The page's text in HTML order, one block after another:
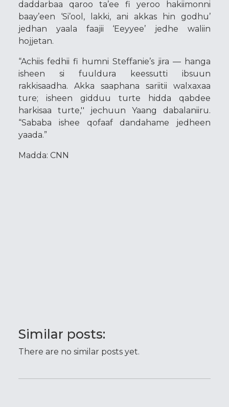
daddarbaa qaroo ta’ee fi yeroo hakiimonni
baay’een ‘Si’ool, lakki, ani akkas hin godhu’
jedhan yaala faajii ‘Eeyyee’ jedhe waliin
hojjetan.
“Achiis fedhii fi humni Steffanie’s jira — hanga
isheen si fuuldura keessutti ibsuun
rakkisaadha. Akka saaphana sariitii walxaxaa
ture; isheen gidduu turte hidda qabdee
harkisaa turte,'' jechuun Yaang dabalaniiru.
“Sababa ishee qofaaf dandahame jedheen
yaada.”
Madda: CNN
Similar posts:
There are no similar posts yet.